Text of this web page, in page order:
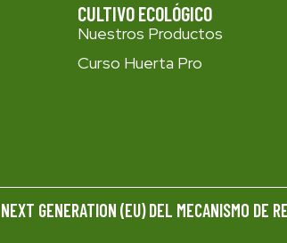
CULTIVO ECOLÓGICO
Nuestros Productos
Curso Huerta Pro
GENERATION (EU) DEL MECANISMO DE